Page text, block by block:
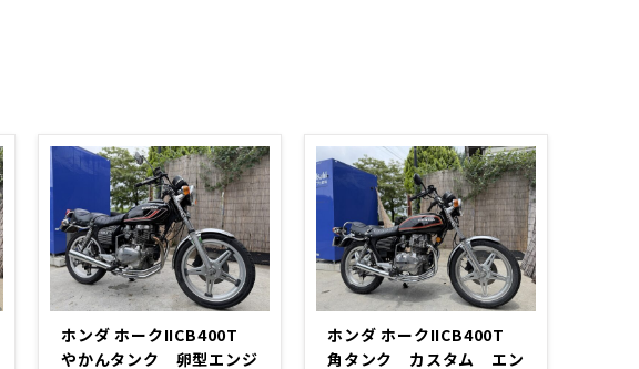
ホンダ ホークIICB400T
やかんタンク 卵型エンジ
ホンダ ホークIICB400T
角タンク カスタム エン